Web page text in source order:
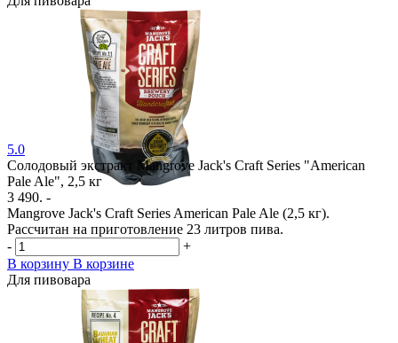
5.0
Солодовый экстракт Mangrove Jack's Craft Series "American
Pale Ale", 2,5 кг
3 490. -
Mangrove Jack's Craft Series American Pale Ale (2,5 кг).
Рассчитан на приготовление 23 литров пива.
-
+
В корзину В корзине
Для пивовара